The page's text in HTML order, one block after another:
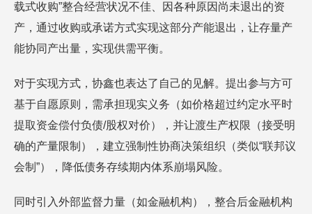
载式收购”整合经营状况不佳、因各种原因尚未退出的资
产，通过收购或承诺方式实现这部分产能退出，让存量产
能协同产出量，实现供需平衡。
对于实现方式，协鑫也表达了自己的见解。提出参与方可
基于自愿原则，需承担现实义务（如价格超过约定水平时
提取资金偿付负债/股权对价），并让渡生产权限（接受明
确的产量限制），建立强制性协商决策组织（类似“联邦议
会制”），降低债务存续期内体系崩塌风险。
同时引入外部监督力量（如金融机构），整合后金融机构